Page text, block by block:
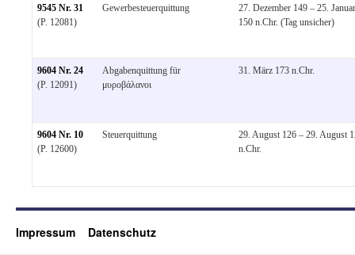
9545 Nr. 31
(P. 12081)
Gewerbesteuerquittung
27. Dezember 149 – 25. Januar
150 n.Chr. (Tag unsicher)
9604 Nr. 24
(P. 12091)
Abgabenquittung für
μυροβάλανοι
31. März 173 n.Chr.
9604 Nr. 10
(P. 12600)
Steuerquittung
29. August 126 – 29. August
n.Chr.
Impressum Datenschutz